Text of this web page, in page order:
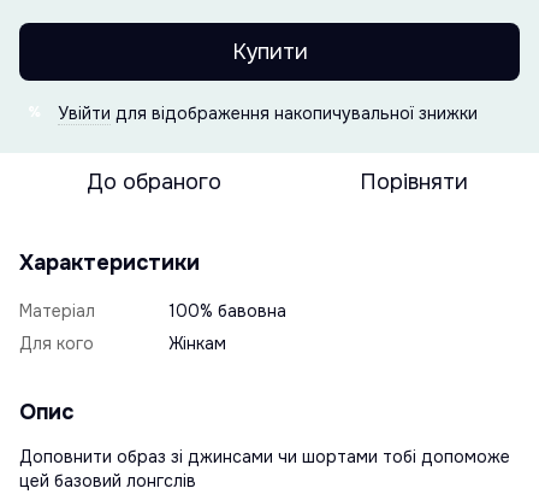
Купити
Увійти для відображення накопичувальної знижки
До обраного Порівняти
Характеристики
Матеріал
100% бавовна
Для кого
Жінкам
Опис
Доповнити образ зі джинсами чи шортами тобі допоможе
цей базовий лонгслів